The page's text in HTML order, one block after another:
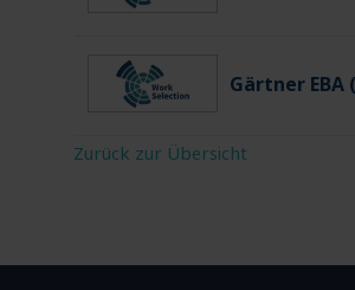
Gärtner
Zurück zur Übersicht